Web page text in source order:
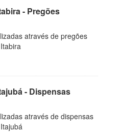
- Pregões
através de pregões
- Dispensas
através de dispensas